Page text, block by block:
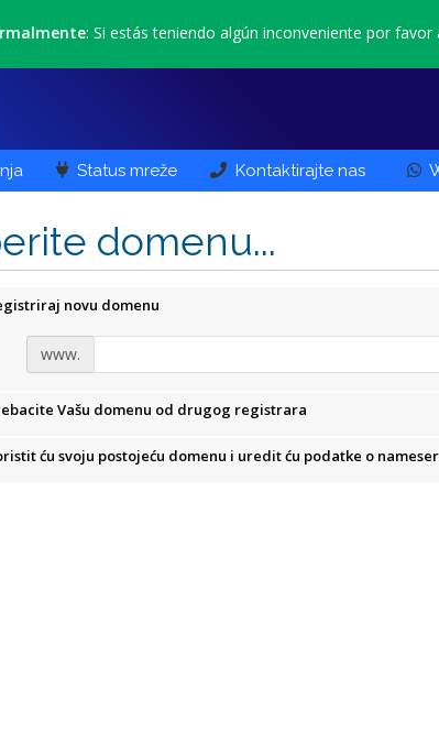
: Si estás teniendo algún inconveniente por favor
Status mreže Kontaktirajte nas
domenu...
novu domenu
www.
Vašu domenu od drugog registrara
ću svoju postojeću domenu i uredit ću podatke o